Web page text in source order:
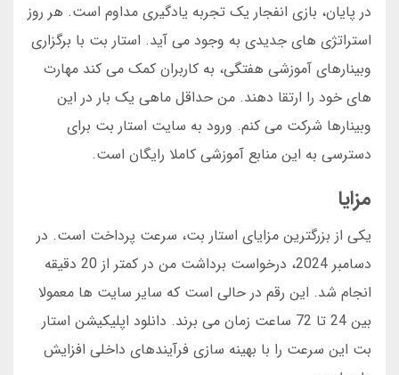
در پایان، بازی انفجار یک تجربه یادگیری مداوم است. هر روز
استراتژی های جدیدی به وجود می آید. استار بت با برگزاری
وبینارهای آموزشی هفتگی، به کاربران کمک می کند مهارت
های خود را ارتقا دهند. من حداقل ماهی یک بار در این
وبینارها شرکت می کنم. ورود به سایت استار بت برای
دسترسی به این منابع آموزشی کاملا رایگان است.
مزایا
یکی از بزرگترین مزایای استار بت، سرعت پرداخت است. در
دسامبر 2024، درخواست برداشت من در کمتر از 20 دقیقه
انجام شد. این رقم در حالی است که سایر سایت ها معمولا
بین 24 تا 72 ساعت زمان می برند. دانلود اپلیکیشن استار
بت این سرعت را با بهینه سازی فرآیندهای داخلی افزایش